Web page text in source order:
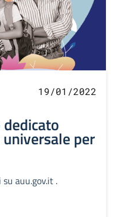
19/01/2022
universale per
auu.gov.it .